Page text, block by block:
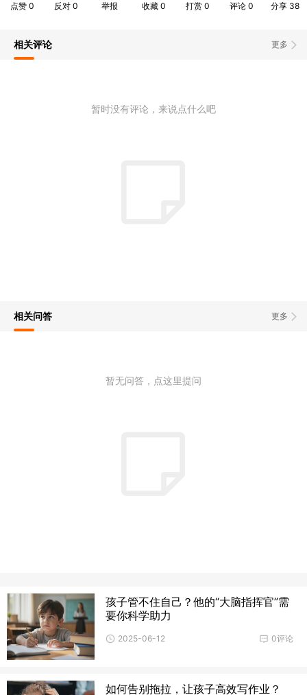
点赞 0 反对 0 举报 收藏 0 打赏 0 评论 0 分享 38
更多
相关评论
暂时没有评论，来说点什么吧
更多
相关问答
暂无问答，点这里提问
孩子管不住自己？他的“大脑指挥官”需
要你科学助力
0评论
2025-06-12
如何告别拖拉，让孩子高效写作业？